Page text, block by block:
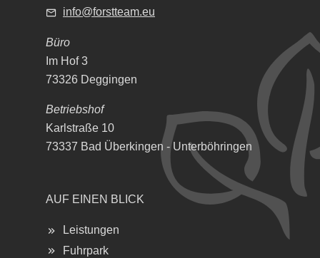
info@forstteam.eu
Büro
Im Hof 3
73326 Deggingen
Betriebshof
Karlstraße 10
73337 Bad Überkingen - Unterböhringen
AUF EINEN BLICK
Leistungen
Fuhrpark